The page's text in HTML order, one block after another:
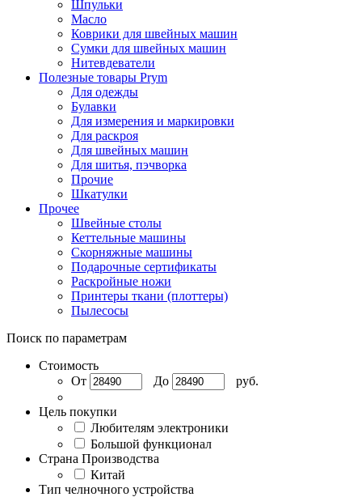
Шпульки
Масло
Коврики для швейных машин
Сумки для швейных машин
Нитевдеватели
Полезные товары Prym
Для одежды
Булавки
Для измерения и маркировки
Для раскроя
Для швейных машин
Для шитья, пэчворка
Прочие
Шкатулки
Прочее
Швейные столы
Кеттельные машины
Скорняжные машины
Подарочные сертификаты
Раскройные ножи
Принтеры ткани (плоттеры)
Пылесосы
Поиск по параметрам
Стоимость
От
До руб.
Цель покупки
Любителям электроники
Большой функционал
Страна Производства
Китай
Тип челночного устройства